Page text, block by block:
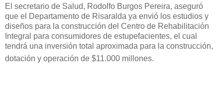
El secretario de Salud, Rodolfo Burgos Pereira, aseguró
que el Departamento de Risaralda ya envió los estudios y
diseños para la construcción del Centro de Rehabilitación
Integral para consumidores de estupefacientes, el cual
tendrá una inversión total aproximada para la construcción,
dotación y operación de $11.000 millones.